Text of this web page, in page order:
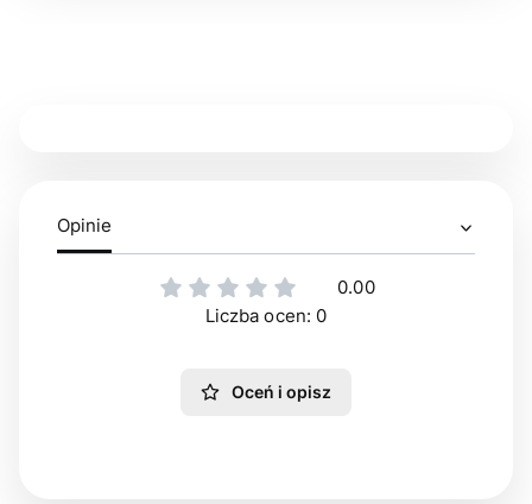
Opinie
0.00
Liczba ocen: 0
Oceń i opisz